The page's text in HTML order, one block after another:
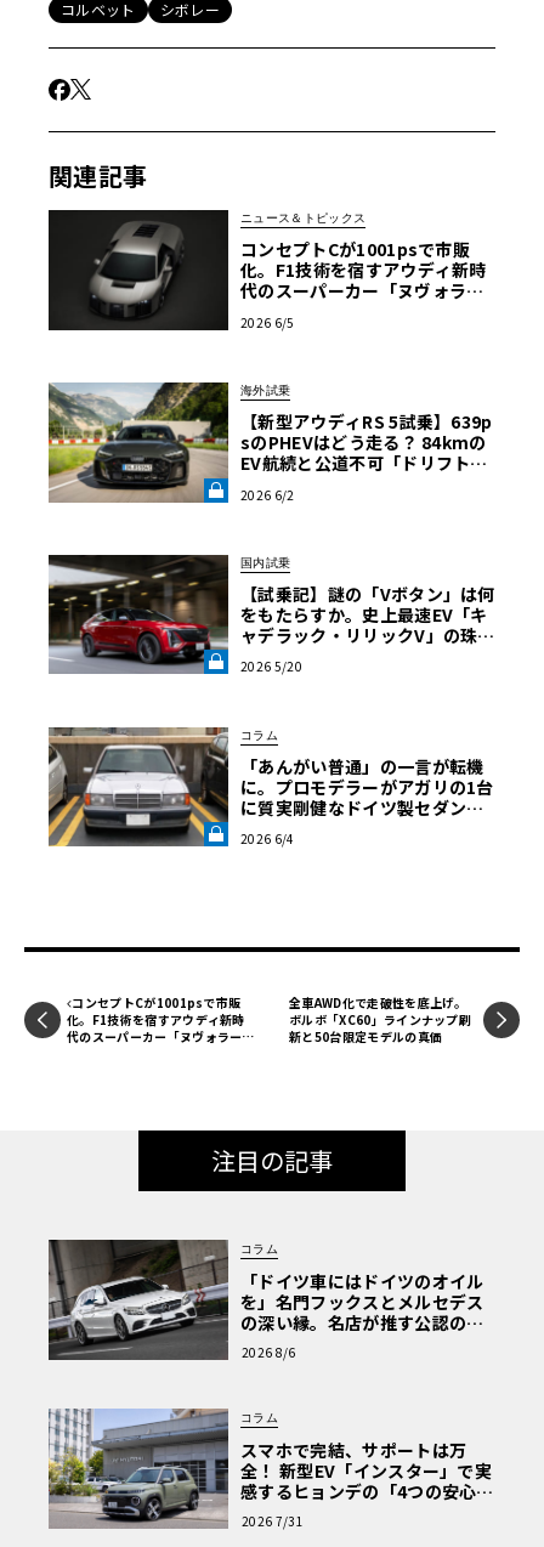
コルベット シボレー
関連記事
ニュース＆トピックス
コンセプトCが1001psで市販
化。F1技術を宿すアウディ新時
代のスーパーカー「ヌヴォラー
2026 6/5
海外試乗
【新型アウディRS 5試乗】639p
sのPHEVはどう走る？ 84kmの
EV航続と公道不可「ドリフトモ
E VOLANT LAB》
2026 6/2
国内試乗
【試乗記】謎の「Vボタン」は何
をもたらすか。史上最速EV「キ
ャデラック・リリックV」の珠玉
ANT LAB》
2026 5/20
コラム
「あんがい普通」の一言が転機
に。プロモデラーがアガリの1台
に質実剛健なドイツ製セダンを
【メルセデス190E日記】第7回
2026 6/4
コンセプトCが1001psで市販
化。F1技術を宿すアウディ新時
代のスーパーカー「ヌヴォラー
全車AWD化で走破性を底上げ。
ボルボ「XC60」ラインナップ刷
新と50台限定モデルの真価
注目の記事
コラム
「ドイツ車にはドイツのオイル
を」名門フックスとメルセデス
の深い縁。名店が推す公認の安
心と、Cクラスで味わうシルキー
な走り〈PR〉
2026 8/6
コラム
スマホで完結、サポートは万
全！ 新型EV「インスター」で実
感するヒョンデの「4つの安心」
【第1回・ヒョンデ6つの疑問：
Why? Hyundai?】〈PR〉
2026 7/31